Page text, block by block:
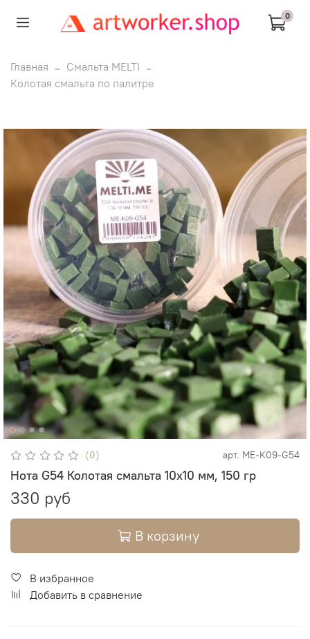
0
Главная
Смальта MELTI
Колотая смальта по палитре
(0) арт. ME-K09-G54
Нота G54 Колотая смальта 10х10 мм, 150 гр
330 руб
В корзину
В избранное
Добавить в сравнение